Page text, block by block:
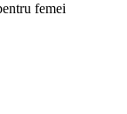
femei